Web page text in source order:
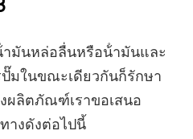
ามันหล่อลื่นหรือน้ํามันและ
มในขณะเดียวกันก็รักษา
ลิตภัณฑ์เราขอเสนอ
างดังต่อไปนี้